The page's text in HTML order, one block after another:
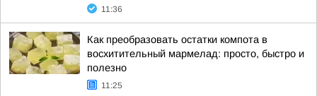
11:36
Как преобразовать остатки компота в
восхитительный мармелад: просто, быстро и
полезно
11:25